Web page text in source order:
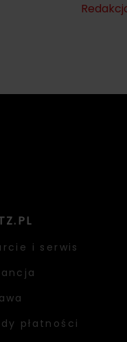
i serwis
płatności